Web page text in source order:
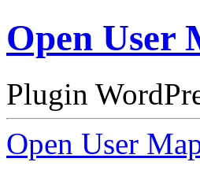
Open User
Plugin
Open User